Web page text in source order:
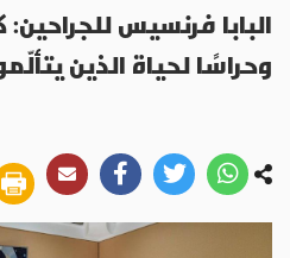
البابا فرنسيس
وحراسًا لحياة الذين